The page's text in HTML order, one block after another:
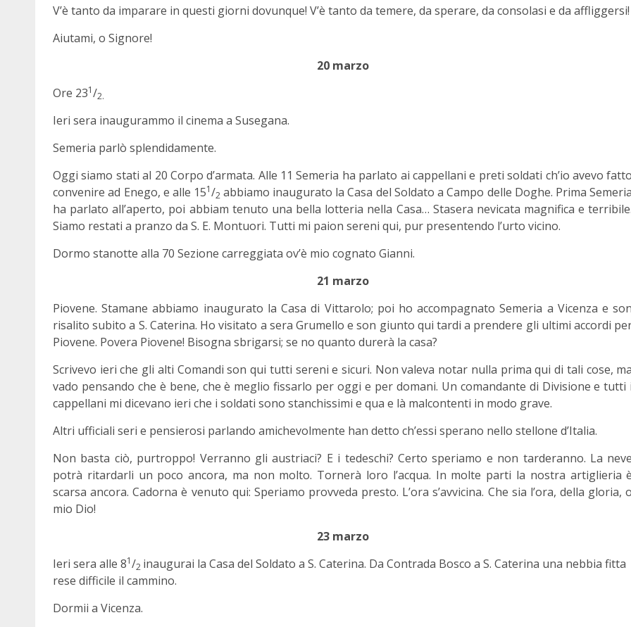
V’è tanto da imparare in questi giorni dovunque! V’è tanto da temere, da sperare, da consolasi e da affliggersi!
Aiutami, o Signore!
20 marzo
Ore 231/2.
Ieri sera inaugurammo il cinema a Susegana.
Semeria parlò splendidamente.
Oggi siamo stati al 20 Corpo d’armata. Alle 11 Semeria ha parlato ai cappellani e preti soldati ch’io avevo
convenire ad Enego, e alle 151/2 abbiamo inaugurato la Casa del Soldato a Campo delle Doghe. Prima
ha parlato all’aperto, poi abbiam tenuto una bella lotteria nella Casa… Stasera nevicata magnifica e
Siamo restati a pranzo da S. E. Montuori. Tutti mi paion sereni qui, pur presentendo l’urto vicino.
Dormo stanotte alla 70 Sezione carreggiata ov’è mio cognato Gianni.
21 marzo
Piovene. Stamane abbiamo inaugurato la Casa di Vittarolo; poi ho accompagnato Semeria a Vicenza e
risalito subito a S. Caterina. Ho visitato a sera Grumello e son giunto qui tardi a prendere gli ultimi accordi
Piovene. Povera Piovene! Bisogna sbrigarsi; se no quanto durerà la casa?
Scrivevo ieri che gli alti Comandi son qui tutti sereni e sicuri. Non valeva notar nulla prima qui di tali cose,
vado pensando che è bene, che è meglio fissarlo per oggi e per domani. Un comandante di Divisione e tutti
cappellani mi dicevano ieri che i soldati sono stanchissimi e qua e là malcontenti in modo grave.
Altri ufficiali seri e pensierosi parlando amichevolmente han detto ch’essi sperano nello stellone d’Italia.
Non basta ciò, purtroppo! Verranno gli austriaci? E i tedeschi? Certo speriamo e non tarderanno. La
potrà ritardarli un poco ancora, ma non molto. Tornerà loro l’acqua. In molte parti la nostra artiglieria
scarsa ancora. Cadorna è venuto qui: Speriamo provveda presto. L’ora s’avvicina. Che sia l’ora, della gloria,
mio Dio!
23 marzo
Ieri sera alle 81/2 inaugurai la Casa del Soldato a S. Caterina. Da Contrada Bosco a S. Caterina una nebbia fitta
rese difficile il cammino.
Dormii a Vicenza.